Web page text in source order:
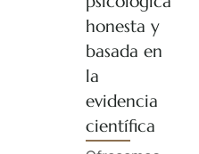
honesta y
basada en
la
evidencia
científica